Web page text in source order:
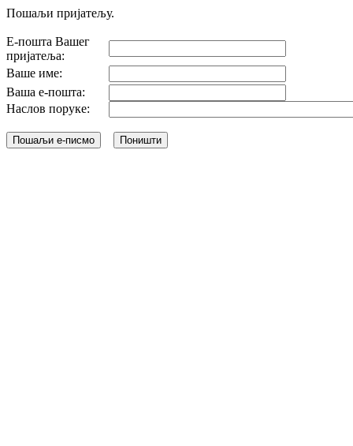
Пошаљи пријатељу.
Е-пошта Вашег
пријатеља:
Ваше име:
Ваша е-пошта:
Наслов поруке: